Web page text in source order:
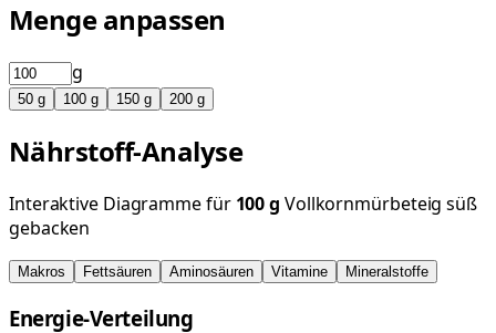
Menge anpassen
g
50 g 100 g 150 g 200 g
Nährstoff-Analyse
Interaktive Diagramme für 100g Vollkornmürbeteig süß
gebacken
Makros Fettsäuren Aminosäuren Vitamine Mineralstoffe
Energie-Verteilung